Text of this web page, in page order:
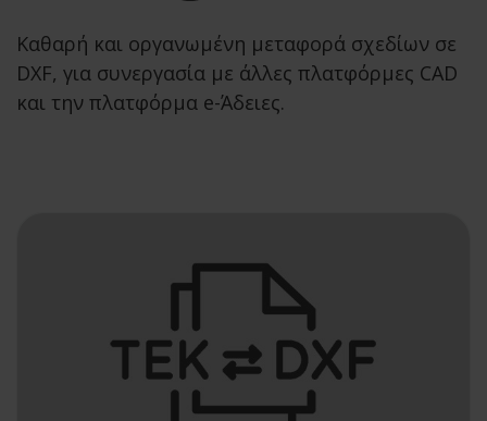
Καθαρή και οργανωμένη μεταφορά σχεδίων σε
DXF, για συνεργασία με άλλες πλατφόρμες CAD
και την πλατφόρμα e-Άδειες.